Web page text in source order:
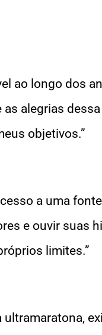
ao longo dos
alegrias
objetivos.”
a uma
e ouvir suas
limites.”
ultramaratona,